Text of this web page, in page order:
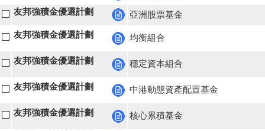
友邦強積金優選計劃
亞洲股票基金
友邦強積金優選計劃 均衡組合
友邦強積金優選計劃 穩定資本組合
友邦強積金優選計劃 中港動態資產配置基金
友邦強積金優選計劃 核心累積基金